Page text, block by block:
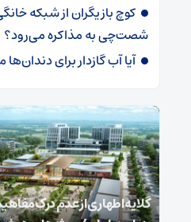
کوچ بازیگران از شبکه
شصت‌چی به مذاکره می‌رود؟
آیا آب گازدار برای
گلایه اطهاری از عدم درک